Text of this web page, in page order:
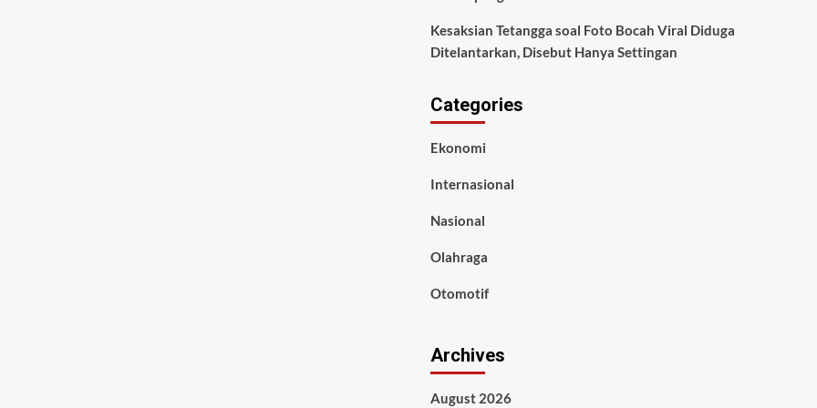
Kesaksian Tetangga soal Foto Bocah Viral Diduga
Ditelantarkan, Disebut Hanya Settingan
Categories
Ekonomi
Internasional
Nasional
Olahraga
Otomotif
Archives
August 2026